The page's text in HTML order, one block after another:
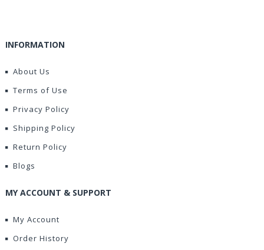
INFORMATION
About Us
Terms of Use
Privacy Policy
Shipping Policy
Return Policy
Blogs
MY ACCOUNT & SUPPORT
My Account
Order History